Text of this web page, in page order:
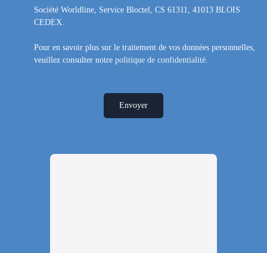
Société Worldline, Service Bloctel, CS 61311, 41013 BLOIS
CEDEX.
Pour en savoir plus sur le traitement de vos données personnelles,
veuillez consulter notre politique de confidentialité
Envoyer